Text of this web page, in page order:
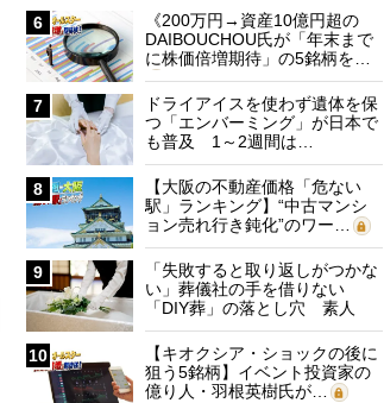
6
《200万円→資産10億円超の
DAIBOUCHOU氏が「年末まで
に株価倍増期待」の5銘柄を…
7
ドライアイスを使わず遺体を保
つ「エンバーミング」が日本で
も普及 1～2週間は…
8
【大阪の不動産価格「危ない
駅」ランキング】“中古マンシ
ョン売れ行き鈍化”のワー…
9
「失敗すると取り返しがつかな
い」葬儀社の手を借りない
「DIY葬」の落とし穴 素人
に…
10
【キオクシア・ショックの後に
狙う5銘柄】イベント投資家の
億り人・羽根英樹氏が…